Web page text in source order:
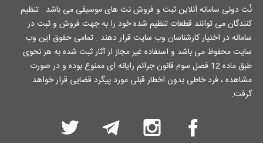
نُت دونی سامانه آنلاین ثبت و فروش نت های موسیقی می باشد . تنظیم
کنندگان می توانند قطعات تنظیم شده خود را به جهت فروش و ثبت در
سامانه در اختیار کارشناسان وب سایت قرار دهند . تمامی حقوق این وب
سایت محفوظ می باشد و استفاده غیر مجاز از آثار ثبت شده به هر نحوی
طبق ماده 12 فصل سوم قانون جرائم رایانه ای ممنوع بوده و در صورت
مشاهده ، فرد خاطی بدون اخطار قبلی مورد پیگرد قضایی قرار خواهد
گرفت.